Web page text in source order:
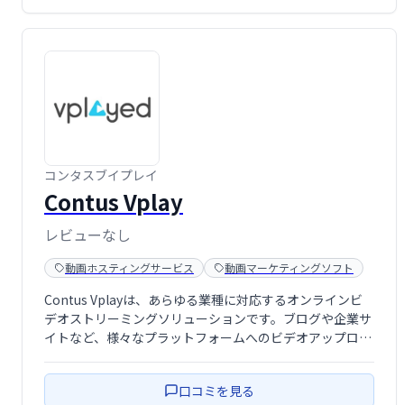
コンタスブイプレイ
Contus Vplay
レビューなし
動画ホスティングサービス 動画マーケティングソフト
Contus Vplayは、あらゆる業種に対応するオンラインビ
デオストリーミングソリューションです。ブログや企業サ
イトなど、様々なプラットフォームへのビデオアップロー
す。Webとモバイル両方に対応し、スムーズな視聴体験を
提供します。 あらゆるビデ …口コミを見る